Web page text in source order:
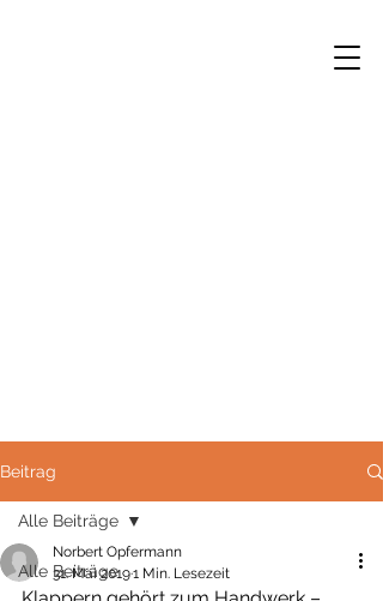
Beitrag
Alle Beiträge
Alle Beiträge
Norbert Opfermann
31. Mai 20191 Min. Lesezeit